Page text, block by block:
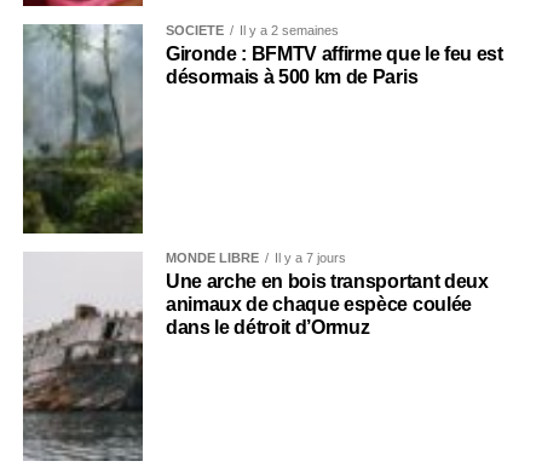
SOCIÉTÉ Il y a 2 semaines
Gironde : BFMTV affirme que le feu est
désormais à 500 km de Paris
MONDE LIBRE Il y a 7 jours
Une arche en bois transportant deux
animaux de chaque espèce coulée
dans le détroit d’Ormuz